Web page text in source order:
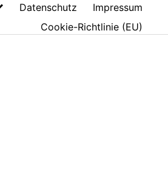
Datenschutz
Impressum
Cookie-Richtlinie (EU)